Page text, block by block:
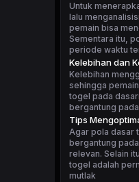
Untuk
lalu
pemain bisa
Sementara itu,
periode waktu
Kelebihan dan
Kelebihan
sehingga
togel pada
bergantung
Tips
Agar pola dasar
bergantung
relevan. Selain
togel adalah
mutlak